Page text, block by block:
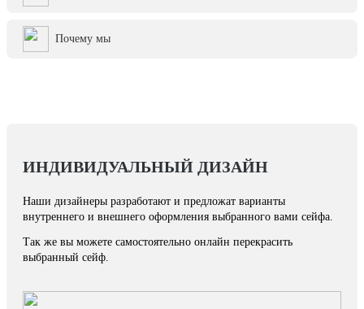
Почему мы
ИНДИВИДУАЛЬНЫЙ ДИЗАЙН
Наши дизайнеры разработают и предложат варианты
внутреннего и внешнего оформления выбранного вами сейфа.
Так же вы можете самостоятельно онлайн перекрасить
выбранный сейф.